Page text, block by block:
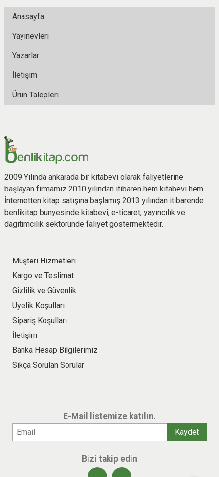
Anasayfa
Yayınevleri
Yazarlar
İletişim
Ürün Talepleri
2009 Yılında ankarada bir kitabevi olarak faliyetlerine
başlayan firmamız 2010 yılından itibaren hem kitabevi hem
İnternetten kitap satışına başlamış 2013 yılından itibarende
benlikitap bunyesinde kitabevi, e-ticaret, yayıncılık ve
dagıtımcılık sektöründe faliyet göstermektedir.
Müşteri Hizmetleri
Kargo ve Teslimat
Gizlilik ve Güvenlik
Üyelik Koşulları
Sipariş Koşulları
İletişim
Banka Hesap Bilgilerimiz
Sıkça Sorulan Sorular
E-Mail listemize katılın.
Bizi takip edin